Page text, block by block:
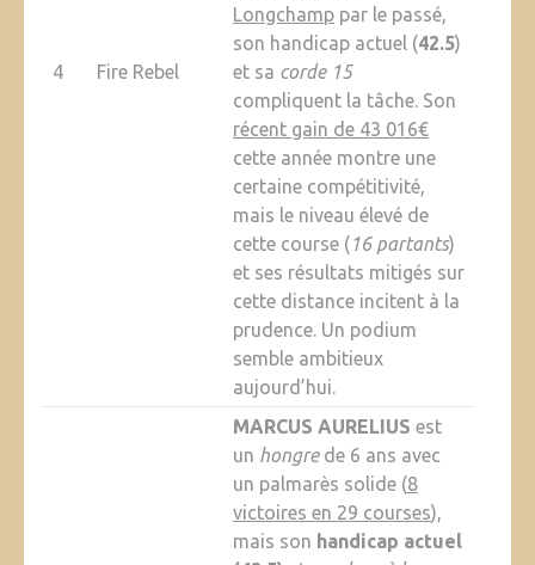
4 Fire Rebel
Longchamppar le passé,
son handicap actuel (42.5)
et sa corde 15
compliquent la tâche. Son
récent gain de 43 016€
cette année montre une
certaine compétitivité,
mais le niveau élevé de
cette course (16 partants)
et ses résultats mitigés sur
cette distance incitent à la
prudence. Un podium
semble ambitieux
aujourd’hui.
MARCUS AURELIUS est
un hongrede 6 ans avec
un palmarès solide (8
victoires en 29 courses),
mais son handicap actuel